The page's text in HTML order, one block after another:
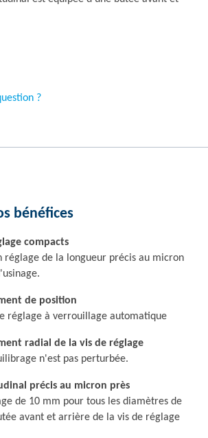
?
bénéfices
compacts
réglage de la longueur précis au micron
de position
réglage à verrouillage automatique
radial de la vis de réglage
n'est pas perturbée.
précis au micron près
de 10 mm pour tous les diamètres de
avant et arrière de la vis de réglage